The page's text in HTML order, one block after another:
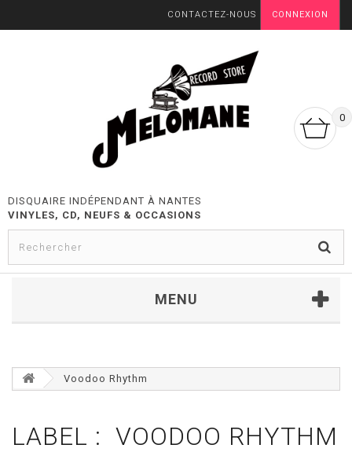
CONNEXION
CONTACTEZ-NOUS
0
DISQUAIRE INDÉPENDANT À NANTES
VINYLES, CD, NEUFS & OCCASIONS
MENU
Voodoo Rhythm
LABEL : VOODOO RHYTHM